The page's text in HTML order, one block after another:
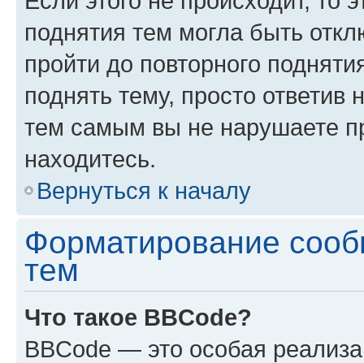
поднятия тем могла быть
пройти до повторного
поднять тему, просто ответив
тем самым вы не нарушаете
находитесь.
Вернуться к началу
Форматирование
тем
Что такое BBCode?
BBCode — это особая